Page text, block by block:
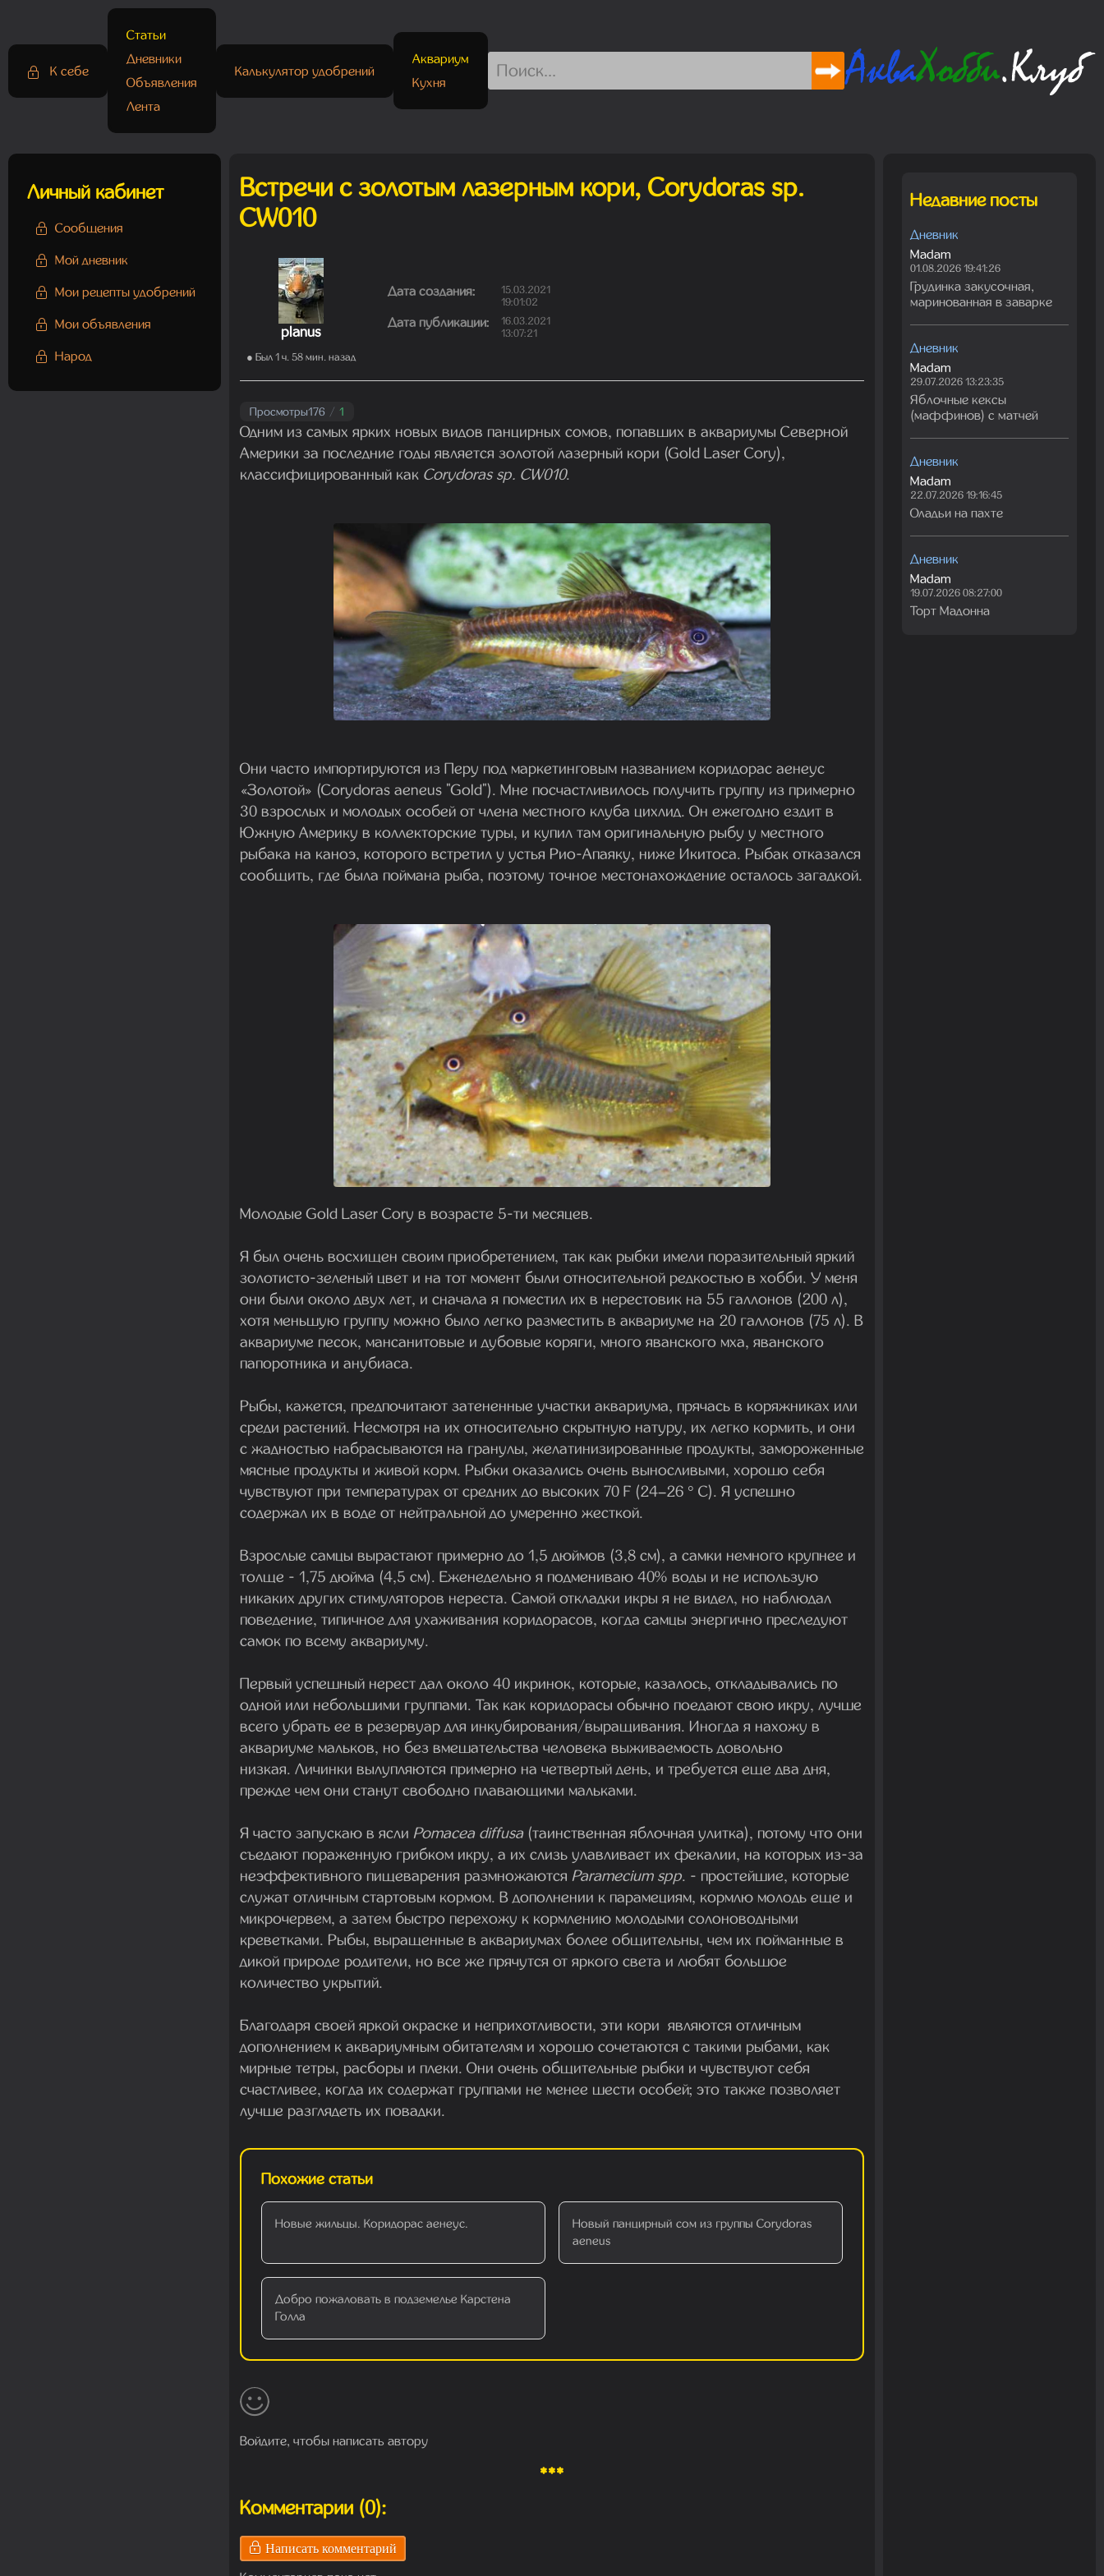
К себе
Статьи
Дневники
Объявления
Лента
Калькулятор удобрений
Аквариум
Кухня
Личный кабинет
Сообщения
Мой дневник
Мои рецепты удобрений
Мои объявления
Народ
Недавние посты
Дневник
Madam
01.08.2026 19:41:26
Грудинка закусочная,
маринованная в заварке
Дневник
Madam
29.07.2026 13:23:35
Яблочные кексы
(маффинов) с матчей
Дневник
Madam
22.07.2026 19:16:45
Оладьи на пахте
Дневник
Madam
19.07.2026 08:27:00
Торт Мадонна
Встречи с золотым лазерным кори, Corydoras sp.
CW010
planus
● Был 1 ч. 58 мин. назад
Дата создания:
15.03.2021
19:01:02
Дата публикации:
16.03.2021
13:07:21
Просмотры176 / 1
Одним из самых ярких новых видов панцирных сомов, попавших в аквариумы Северной
Америки за последние годы является золотой лазерный кори (Gold Laser Cory),
классифицированный как Corydoras sp. CW010.
Они часто импортируются из Перу под маркетинговым названием коридорас аенеус
«Золотой» (Corydoras aeneus "Gold"). Мне посчастливилось получить группу из примерно
30 взрослых и молодых особей от члена местного клуба цихлид. Он ежегодно ездит в
Южную Америку в коллекторские туры, и купил там оригинальную рыбу у местного
рыбака на каноэ, которого встретил у устья Рио-Апаяку, ниже Икитоса. Рыбак отказался
сообщить, где была поймана рыба, поэтому точное местонахождение осталось загадкой.
Молодые Gold Laser Cory в возрасте 5-ти месяцев.
Я был очень восхищен своим приобретением, так как рыбки имели поразительный яркий
золотисто-зеленый цвет и на тот момент были относительной редкостью в хобби. У меня
они были около двух лет, и сначала я поместил их в нерестовик на 55 галлонов (200 л),
хотя меньшую группу можно было легко разместить в аквариуме на 20 галлонов (75 л). В
аквариуме песок, мансанитовые и дубовые коряги, много яванского мха, яванского
папоротника и анубиаса.
Рыбы, кажется, предпочитают затененные участки аквариума, прячась в коряжниках или
среди растений. Несмотря на их относительно скрытную натуру, их легко кормить, и они
с жадностью набрасываются на гранулы, желатинизированные продукты, замороженные
мясные продукты и живой корм. Рыбки оказались очень выносливыми, хорошо себя
чувствуют при температурах от средних до высоких 70 F (24–26 ° C). Я успешно
содержал их в воде от нейтральной до умеренно жесткой.
Взрослые самцы вырастают примерно до 1,5 дюймов (3,8 см), а самки немного крупнее и
толще - 1,75 дюйма (4,5 см). Еженедельно я подмениваю 40% воды и не использую
никаких других стимуляторов нереста. Самой откладки икры я не видел, но наблюдал
поведение, типичное для ухаживания коридорасов, когда самцы энергично преследуют
самок по всему аквариуму.
Первый успешный нерест дал около 40 икринок, которые, казалось, откладывались по
одной или небольшими группами. Так как коридорасы обычно поедают свою икру, лучше
всего убрать ее в резервуар для инкубирования/выращивания. Иногда я нахожу в
аквариуме мальков, но без вмешательства человека выживаемость довольно
низкая. Личинки вылупляются примерно на четвертый день, и требуется еще два дня,
прежде чем они станут свободно плавающими мальками.
Я часто запускаю в ясли Pomacea diffusa(таинственная яблочная улитка), потому что они
съедают пораженную грибком икру, а их слизь улавливает их фекалии, на которых из-за
неэффективного пищеварения размножаются Paramecium spp. - простейшие, которые
служат отличным стартовым кормом. В дополнении к парамециям, кормлю молодь еще и
микрочервем, а затем быстро перехожу к кормлению молодыми солоноводными
креветками. Рыбы, выращенные в аквариумах более общительны, чем их пойманные в
дикой природе родители, но все же прячутся от яркого света и любят большое
количество укрытий.
Благодаря своей яркой окраске и неприхотливости, эти кори являются отличным
дополнением к аквариумным обитателям и хорошо сочетаются с такими рыбами, как
мирные тетры, расборы и плеки. Они очень общительные рыбки и чувствуют себя
счастливее, когда их содержат группами не менее шести особей; это также позволяет
лучше разглядеть их повадки.
Похожие статьи
Новые жильцы. Коридорас аенеус.
Новый панцирный сом из группы Corydoras
aeneus
Добро пожаловать в подземелье Карстена
Голла
Войдите, чтобы написать автору
***
Комментарии (0):
Написать комментарий